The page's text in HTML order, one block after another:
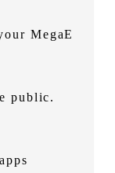
MegaE
public.